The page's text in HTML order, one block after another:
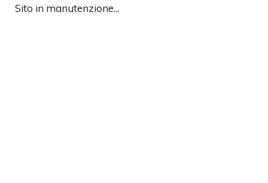
Sito in manutenzione...